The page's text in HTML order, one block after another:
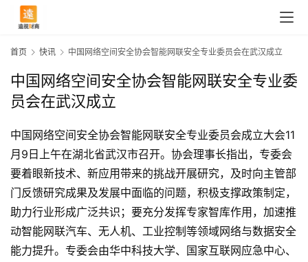
首页 快讯 中国网络空间安全协会智能网联安全专业委员会在武汉成立
中国网络空间安全协会智能网联安全专业委
员会在武汉成立
中国网络空间安全协会智能网联安全专业委员会成立大会11
月9日上午在湖北省武汉市召开。协会理事长指出，专委会
要着眼新技术、新应用带来的挑战开展研究，及时向主管部
门反馈研究成果及发展中面临的问题，积极支撑政策制定，
助力行业形成广泛共识；要充分发挥专家智库作用，加速推
动智能网联汽车、无人机、工业控制等领域网络与数据安全
能力提升。专委会由华中科技大学、国家互联网应急中心、